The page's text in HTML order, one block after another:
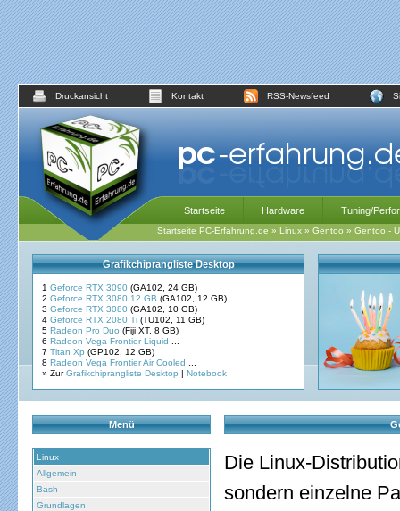
Druckansicht Kontakt RSS-Newsfeed
Startseite Hardware Tuning/
Startseite PC-Erfahrung.de » Linux » Gentoo » Gentoo -
Grafikchiprangliste Desktop
1 Geforce RTX 3090 (GA102, 24 GB)
2 Geforce RTX 3080 12 GB (GA102, 12 GB)
3 Geforce RTX 3080 (GA102, 10 GB)
4 Geforce RTX 2080 Ti (TU102, 11 GB)
5 Radeon Pro Duo (Fiji XT, 8 GB)
6 Radeon Vega Frontier Liquid
7 Titan Xp (GP102, 12 GB)
8 Radeon Vega Frontier Air Cooled
» ZurGrafikchiprangliste Desktop | Notebook
Menü
Linux
Allgemein
Bash
Grundlagen
Die Linux-
sondern einzelne